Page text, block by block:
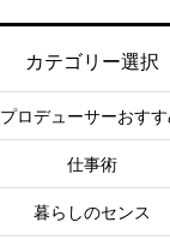
カテゴリー選択
プロデューサーおす
仕事術
暮らしのセンス